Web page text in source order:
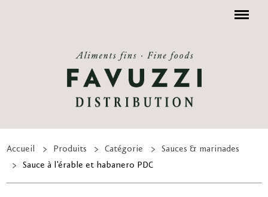
Menu
Accueil Produits Catégorie
Sauces & marinades
Sauce à l'érable et habanero PDC